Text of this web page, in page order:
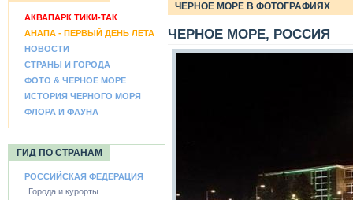
АКВАПАРК ТИКИ-ТАК
АНАПА - ПЕРВЫЙ ДЕНЬ ЛЕТА
НОВОСТИ
СТРАНЫ И ГОРОДА
ФОТО & ЧЕРНОЕ МОРЕ
ИСТОРИЯ ЧЕРНОГО МОРЯ
ФЛОРА И ФАУНА
ГИД ПО СТРАНАМ
РОССИЙСКАЯ ФЕДЕРАЦИЯ
Города и курорты
ЧЕРНОЕ МОРЕ В ФОТОГРАФИЯХ
ЧЕРНОЕ МОРЕ, РОССИЯ